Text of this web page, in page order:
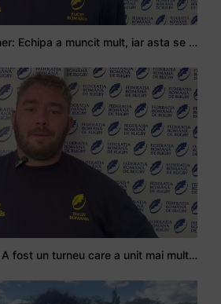
Stejarul Logan Weidner: Echipa a muncit mult, iar asta se va vedea în meciurile de la Nations Cup
Stejarul Iulian Hartig: A fost un turneu care a unit mai mult echipa